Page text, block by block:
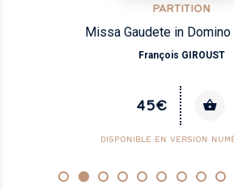
PARTITION
Missa Gaudete in
François GIROUST
45€
DISPONIBLE EN VERSION